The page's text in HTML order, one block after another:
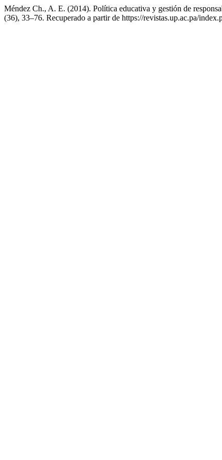
Méndez Ch., A. E. (2014). Política educativa y gestión de
(36), 33–76. Recuperado a partir de https://revistas.up.ac.pa/